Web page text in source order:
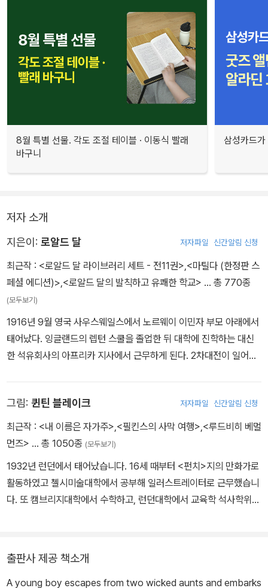
8월 특별 선물. 각도 조절 테이블 · 이동식 빨래
바구니
삼성카드
저자 소개
지은이: 로알드 달 저자파일 신간알림 신청
최근작 : <로알드 달 라이브러리 세트 - 전11권>,<마틸다 (한정판 스
페셜 에디션)>,<로알드 달의 발칙하고 유쾌한 학교> … 총 770종
(모두보기)
1916년 9월 영국 사우스웨일스에서 노르웨이 이민자 부모 아래에서
태어났다. 잉글랜드의 렙턴 스쿨을 졸업한 뒤 대학에 진학하는 대신
한 석유회사의 아프리카 지사에서 근무하게 된다. 2차대전이 일어나
기꾼으로서의 소질을 발휘하기 시작한다. 전투기 조종사로서 실전 경
험을 담은 단편소설들을 미국의 유력 잡지에 발표하기 시작했는데 그
의 기발한 이야기 솜씨는 단숨에 독자들을 사로잡았다. 첫 단편집 『응
로 에드거 엘런 포 상과 전미 미스터리 작가상을 수상했다. 도박과 내
기에 대한 집착, 속고 속이는 의뭉스러운 술수, 통념으로는 이해할 수
없는 기이한 목표를 향해 놀라운 집념을 발휘하는 인물 등을 보여주
서 정점에 달한다. 『찰리와 초콜릿 공장』 『제임스와 거대한 복숭아』
그림: 퀸틴 블레이크 저자파일 신간알림 신청
최근작 : <내 이름은 자가주>,<필킨스의 사막 여행>,<루드비히 베멀
먼즈> … 총 1050종 (모두보기)
1932년 런던에서 태어났습니다. 16세 때부터 <펀치>지의 만화가로
활동하였고 첼시미술대학에서 공부해 일러스트레이터로 근무했습니
다. 또 캠브리지대학에서 수학하고, 런던대학에서 교육학 석사학위를
등의 작품을 직접 쓰거나 그렸습니다. 1980년에는 그림책 《맥노리
아씨》로 케이트 그린어웨이 상을 받았고, 1996년에는 《어릿광대》가
출판사 제공 책소개
A young boy escapes from two wicked aunts and embarks